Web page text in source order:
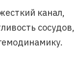
канал,
сосудов,